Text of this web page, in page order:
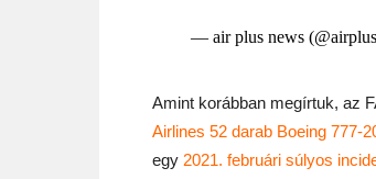
— air plus news
Amint korábban megírtuk, az
Airlines 52 darab Boeing 777-
egy 2021. februári súlyos